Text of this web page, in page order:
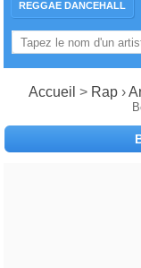
REGGAE DANCEHALL
Accueil > Rap ›